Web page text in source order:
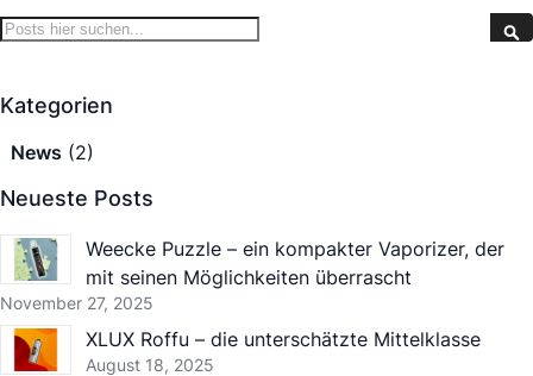
Search
Kategorien
News (2)
Neueste Posts
Weecke Puzzle – ein kompakter Vaporizer, der
mit seinen Möglichkeiten überrascht
November 27, 2025
XLUX Roffu – die unterschätzte Mittelklasse
August 18, 2025